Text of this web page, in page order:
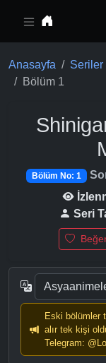
Anasayfa Seriler
Bölüm 1
Bölüm No: 1
Seri
Eski bölümler
alır tek kişi
Telegram: